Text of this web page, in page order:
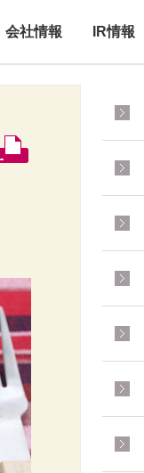
会社情報 IR情報